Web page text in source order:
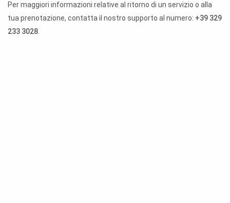
Per maggiori informazioni relative al ritorno di un servizio o alla
tua prenotazione, contatta il nostro supporto al numero: +39 329
233 3028